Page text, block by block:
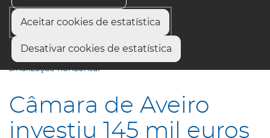
Aceitar cookies de estatística
Desativar cookies de estatística
Início
Câmara de Aveiro investiu 145 mil euros em reforço da
sinalização horizontal
Câmara de Aveiro
investiu 145 mil euros